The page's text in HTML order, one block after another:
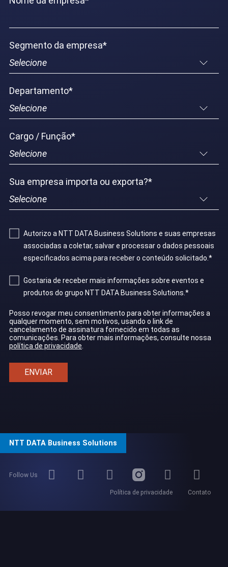
Segmento da empresa*
Departamento*
Cargo / Função*
Sua empresa importa ou exporta?*
Autorizo ​​a NTT DATA Business Solutions e suas empresas
associadas a coletar, salvar e processar o dados pessoais
especificados acima para receber o conteúdo solicitado.*
Gostaria de receber mais informações sobre eventos e
produtos do grupo NTT DATA Business Solutions.*
Posso revogar meu consentimento para obter informações a
qualquer momento, sem motivos, usando o link de
cancelamento de assinatura fornecido em todas as
comunicações. Para obter mais informações, consulte nossa
política de privacidade.
NTT DATA Business Solutions
Follow Us
Política de privacidade Contato